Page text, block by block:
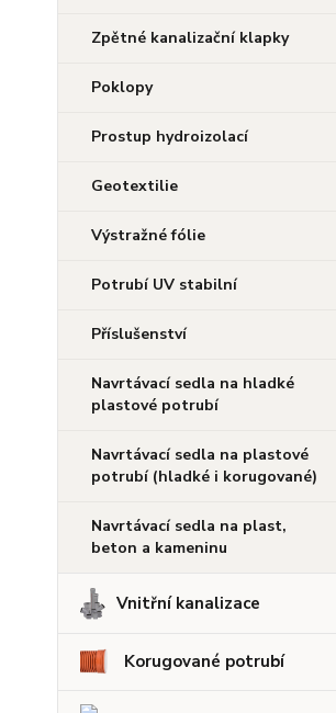
Zpětné kanalizační klapky
Poklopy
Prostup hydroizolací
Geotextilie
Výstražné fólie
Potrubí UV stabilní
Příslušenství
Navrtávací sedla na hladké
plastové potrubí
Navrtávací sedla na plastové
potrubí (hladké i korugované)
Navrtávací sedla na plast,
beton a kameninu
Vnitřní kanalizace
Korugované potrubí